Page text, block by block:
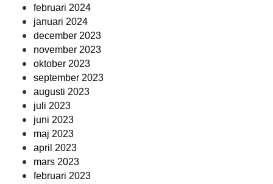
februari 2024
januari 2024
december 2023
november 2023
oktober 2023
september 2023
augusti 2023
juli 2023
juni 2023
maj 2023
april 2023
mars 2023
februari 2023